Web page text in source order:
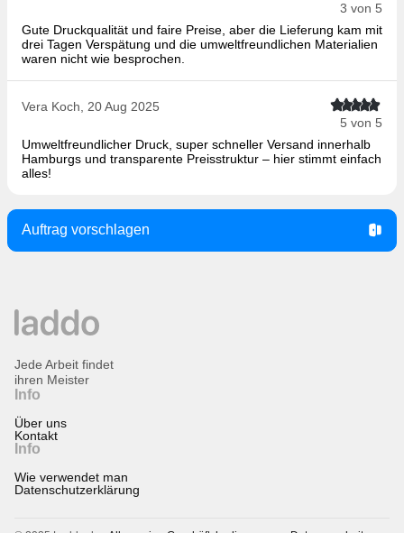
3 von 5
Gute Druckqualität und faire Preise, aber die Lieferung kam mit
drei Tagen Verspätung und die umweltfreundlichen Materialien
waren nicht wie besprochen.
Vera Koch, 20 Aug 2025
5 von 5
Umweltfreundlicher Druck, super schneller Versand innerhalb
Hamburgs und transparente Preisstruktur – hier stimmt einfach
alles!
Auftrag vorschlagen
Info
Über uns
Kontakt
Info
Wie verwendet man
Datenschutzerklärung
Jede Arbeit findet
ihren Meister